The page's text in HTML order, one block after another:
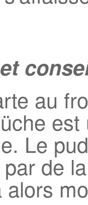
au
Le
de